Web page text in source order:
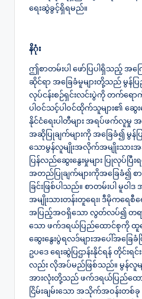
ရေးဆွဲခွင့်ရှိရမည်။
နိဂုံး
ဤစာတမ်းပါ ဖော်ပြပါရှိသည့် အက
ဆိုင်ရာ အခြေခံမူများတို့သည် မွန်ပ
လုပ်ငန်းစဉ်ရှင်းလင်းပွဲကို တက်ရ
ပါဝင်သင့်ပါဝင်ထိုက်သူများ၏ ဆွေးနွ
နိုင်ငံရေးပါတီများ အရပ်ဖက်လူ
အဆိုပြုချက်များကို အခြေခံ၍ မွန်
သောမွန်လူမျိုးအလိုက်အမျိုးသားအ
ပြန်လည်ဆွေးနွေးမှုများ ပြုလုပ်
အတည်ပြုချက်များကိုအခြေခံ၍ စာ
ခြင်းဖြစ်ပါသည်။ စာတမ်းပါ မူဝ
အမျိုးသားတန်းတူရေး၊ ဒီမိုကရေစီရ
အပြည့်အဝရှိသော လွတ်လပ်၍ တရ
သော ဖက်ဒရယ်ပြည်ထောင်စုကို ထူ
ဆွေးနွေးပွဲရလဒ်များအပေါ်အခြေ
ဥပဒေ ရေးဆွဲပြဌာန်းနိုင်ရန် တိုင်းရင်
လည်း လိုအပ်မည်ဖြစ်သည်။ မွန်လူမျို
အားလုံးတို့သည် ဖက်ဒရယ်ပြည်ထေ
ငြိမ်းချမ်းသော အသိုက်အဝန်းတစ်